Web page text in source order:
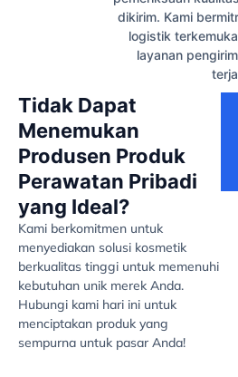
dikirim. Kami
logistik
layanan
Tidak Dapat
Menemukan
Produsen Produk
Perawatan Pribadi
yang Ideal?
Kami berkomitmen untuk
menyediakan solusi kosmetik
berkualitas tinggi untuk memenuhi
kebutuhan unik merek Anda.
Hubungi kami hari ini untuk
menciptakan produk yang
sempurna untuk pasar Anda!